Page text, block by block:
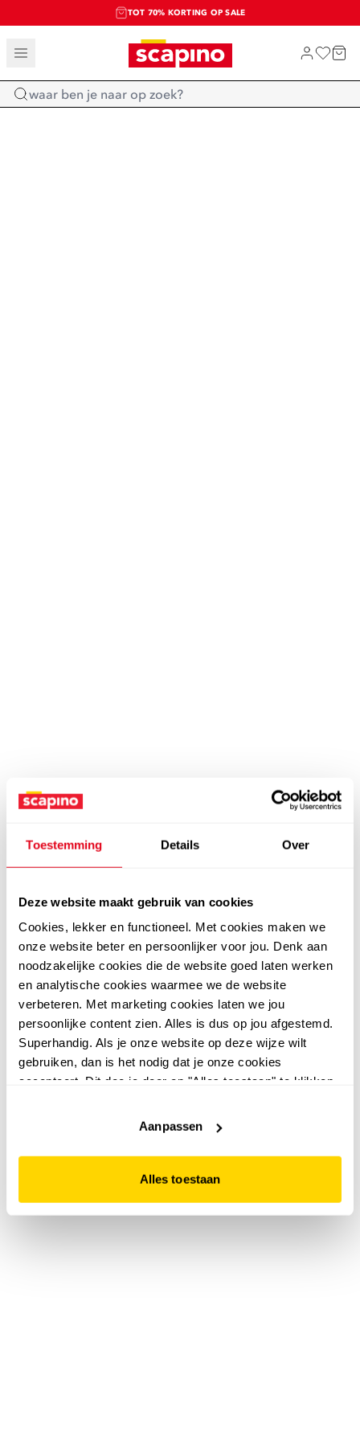
Toestemming Details Over
Deze website maakt gebruik van cookies
Cookies, lekker en functioneel. Met cookies maken we
onze website beter en persoonlijker voor jou. Denk aan
noodzakelijke cookies die de website goed laten werken
en analytische cookies waarmee we de website
verbeteren. Met marketing cookies laten we jou
persoonlijke content zien. Alles is dus op jou afgestemd.
Superhandig. Als je onze website op deze wijze wilt
gebruiken, dan is het nodig dat je onze cookies
accepteert. Dit doe je door op "Alles toestaan" te klikken.
website niet optimaal functioneert.
Aanpassen
Alles toestaan
TOT 70% KORTING OP SALE
SALE: LAATSTE KANS!
SHOP NIEUW
Home